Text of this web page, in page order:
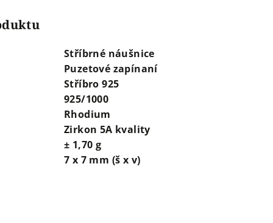
Stříbrné náušnice
Puzetové zapínaní
Stříbro 925
925/1000
Rhodium
Zirkon 5A kvality
± 1,70 g
7 x 7 mm (š x v)